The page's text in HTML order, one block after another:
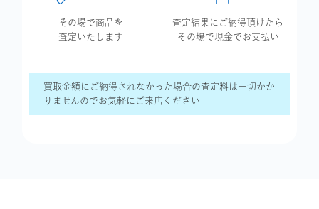
その場で商品を
査定いたします
査定結果に ご納得頂けたら
その場で現金で お支払い
買取金額にご納得されなかった場合の査定料は一切かか
りませんのでお気軽にご来店ください